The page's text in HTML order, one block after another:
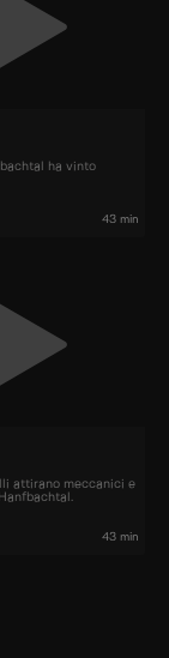
ha vinto
43 min
attirano meccanici e
43 min